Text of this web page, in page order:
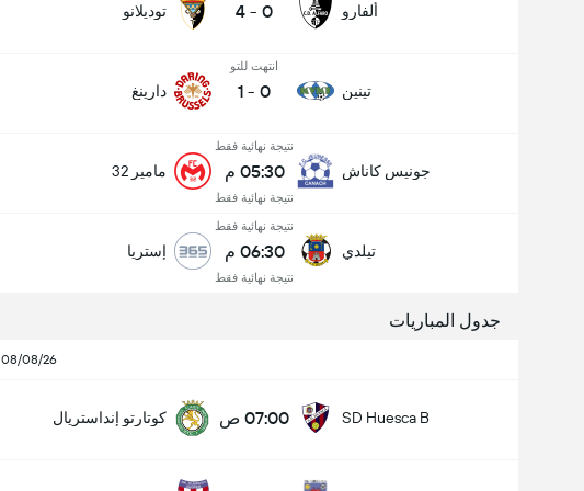
ألفارو 0
-
4 توديلانو
تينين
انتهت للتو
0
-
1 دارينغ
جونيس كاناش
نتيجة نهائية فقط
05:30 م
نتيجة نهائية فقط
مامير 32
تيلدي
نتيجة نهائية فقط
06:30 م
نتيجة نهائية فقط
إستريا
جدول المباريات
08/08/26
SD Huesca B 07:00 ص كوتارتو إنداستريال